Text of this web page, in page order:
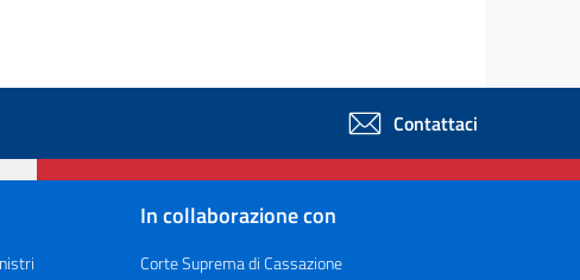
Contattaci
In collaborazione con
Corte Suprema di Cassazione